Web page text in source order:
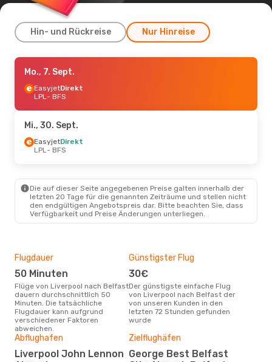
Hin- und Rückreise Nur Hinreise
Fr., 28. Aug.
EasyjetDirekt
LPL- BFS
BFS- LPL
Do., 10. Sept.- Do., 17. Sept.
BFS
- LPL
Do., 1. Okt.- Fr., 2. Okt.
BFS- LPL
Sa., 15. Aug.- Mo., 17. Aug.
EasyjetDirekt
LPL- BFS
EasyjetDirekt
BFS- LPL
Mo., 7. Sept.
EasyjetDirekt
LPL- BFS
Mi., 30. Sept.
EasyjetDirekt
LPL- BFS
Die auf dieser Seite angegebenen Preise galten innerhalb der
letzten 20 Tage für die genannten Zeiträume und stellen nicht
den endgültigen Angebotspreis dar. Bitte beachten Sie, dass
Verfügbarkeit und Preise Änderungen unterliegen.
Flugdauer
50 Minuten
Flüge von Liverpool nach Belfast
dauern durchschnittlich 50
Minuten. Die tatsächliche
Flugdauer kann aufgrund
verschiedener Faktoren
abweichen.
Günstigster Flug
30€
Der günstigste einfache Flug
von Liverpool nach Belfast der
von unseren Kunden in den
letzten 72 Stunden gefunden
wurde
Abflughafen
Liverpool John Lennon
Zielflughäfen
George Best Belfast